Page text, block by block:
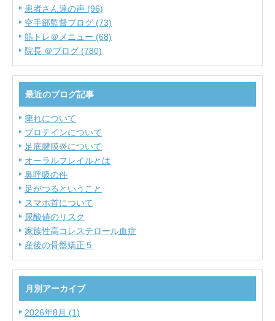
患者さん達の声 (96)
空手部監督ブログ (73)
筋トレ＠メニュー (68)
院長 ＠ブログ (780)
最近のブログ記事
痺れについて
プロテインについて
足底腱膜炎について
オーラルフレイルとは
鼻呼吸の件
足がつるということ
スマホ首について
尿酸値のリスク
家族性高コレステロール血症
産後の骨盤矯正５
月別アーカイブ
2026年8月 (1)